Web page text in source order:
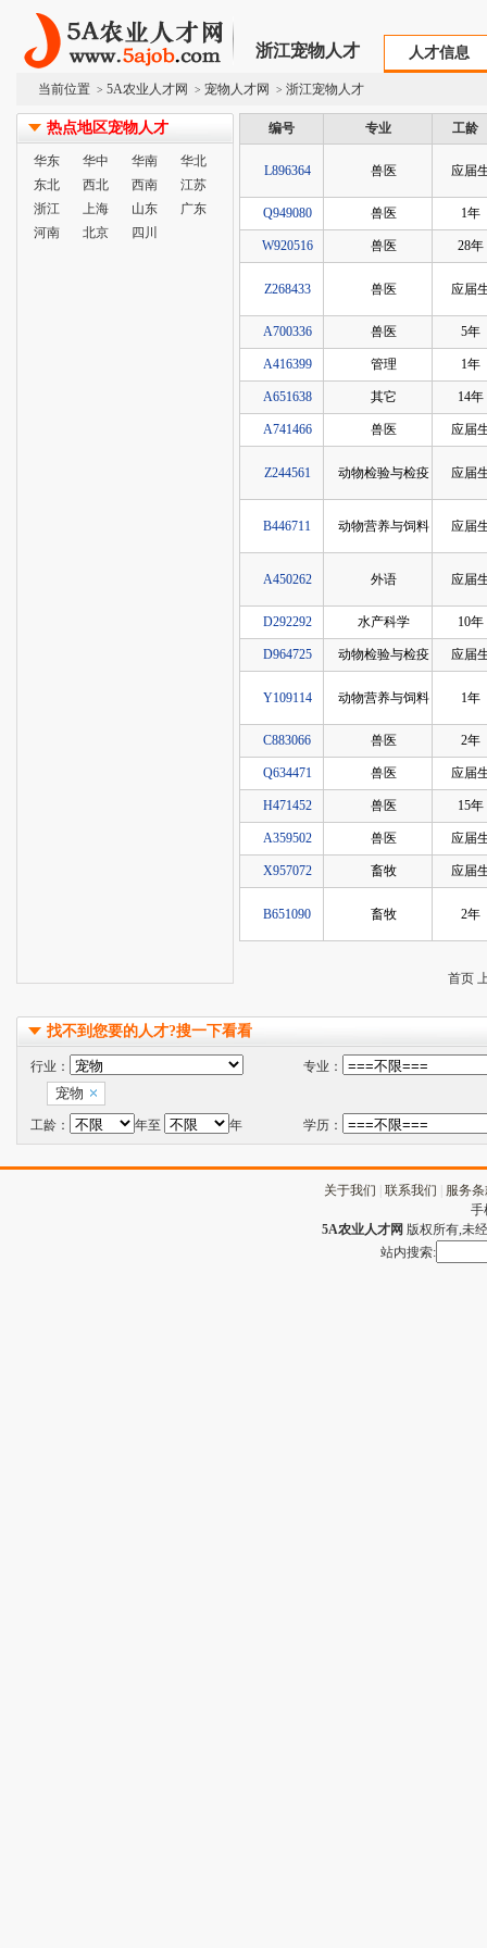
浙江宠物人才 人才信息
当前位置 > 5A农业人才网 > 宠物人才网 > 浙江宠物人才
热点地区宠物人才
华东 华中 华南
华北
东北
西北 西南
江苏
浙江
上海 山东
广东
河南
北京 四川
编号 专业 工龄
L896364 兽医 应届
Q949080 兽医 1年
W920516 兽医 28年
Z268433 兽医 应届
A700336 兽医 5年
A416399 管理 1年
A651638 其它 14年
A741466 兽医 应届
Z244561 动物检验与检疫 应届
B446711 动物营养与饲料 应届
A450262 外语 应届
D292292 水产科学 10年
D964725 动物检验与检疫 应届
Y109114 动物营养与饲料 1年
C883066 兽医 2年
Q634471 兽医 应届
H471452 兽医 15年
A359502 兽医 应届
X957072 畜牧 应届
B651090 畜牧 2年
首页
找不到您要的人才?搜一下看看
行业：
宠物
专业：
工龄： 年至 年 学历：
关于我们 联系我们
服务
手
5A农业人才网 版权所有,未
站内搜索: